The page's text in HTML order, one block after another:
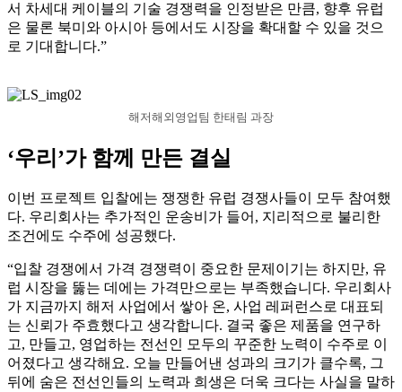
서 차세대 케이블의 기술 경쟁력을 인정받은 만큼, 향후 유럽
은 물론 북미와 아시아 등에서도 시장을 확대할 수 있을 것으
로 기대합니다.”
해저해외영업팀 한태림 과장
‘우리’가 함께 만든 결실
이번 프로젝트 입찰에는 쟁쟁한 유럽 경쟁사들이 모두 참여했
다. 우리회사는 추가적인 운송비가 들어, 지리적으로 불리한
조건에도 수주에 성공했다.
“입찰 경쟁에서 가격 경쟁력이 중요한 문제이기는 하지만, 유
럽 시장을 뚫는 데에는 가격만으로는 부족했습니다. 우리회사
가 지금까지 해저 사업에서 쌓아 온, 사업 레퍼런스로 대표되
는 신뢰가 주효했다고 생각합니다. 결국 좋은 제품을 연구하
고, 만들고, 영업하는 전선인 모두의 꾸준한 노력이 수주로 이
어졌다고 생각해요. 오늘 만들어낸 성과의 크기가 클수록, 그
뒤에 숨은 전선인들의 노력과 희생은 더욱 크다는 사실을 말하